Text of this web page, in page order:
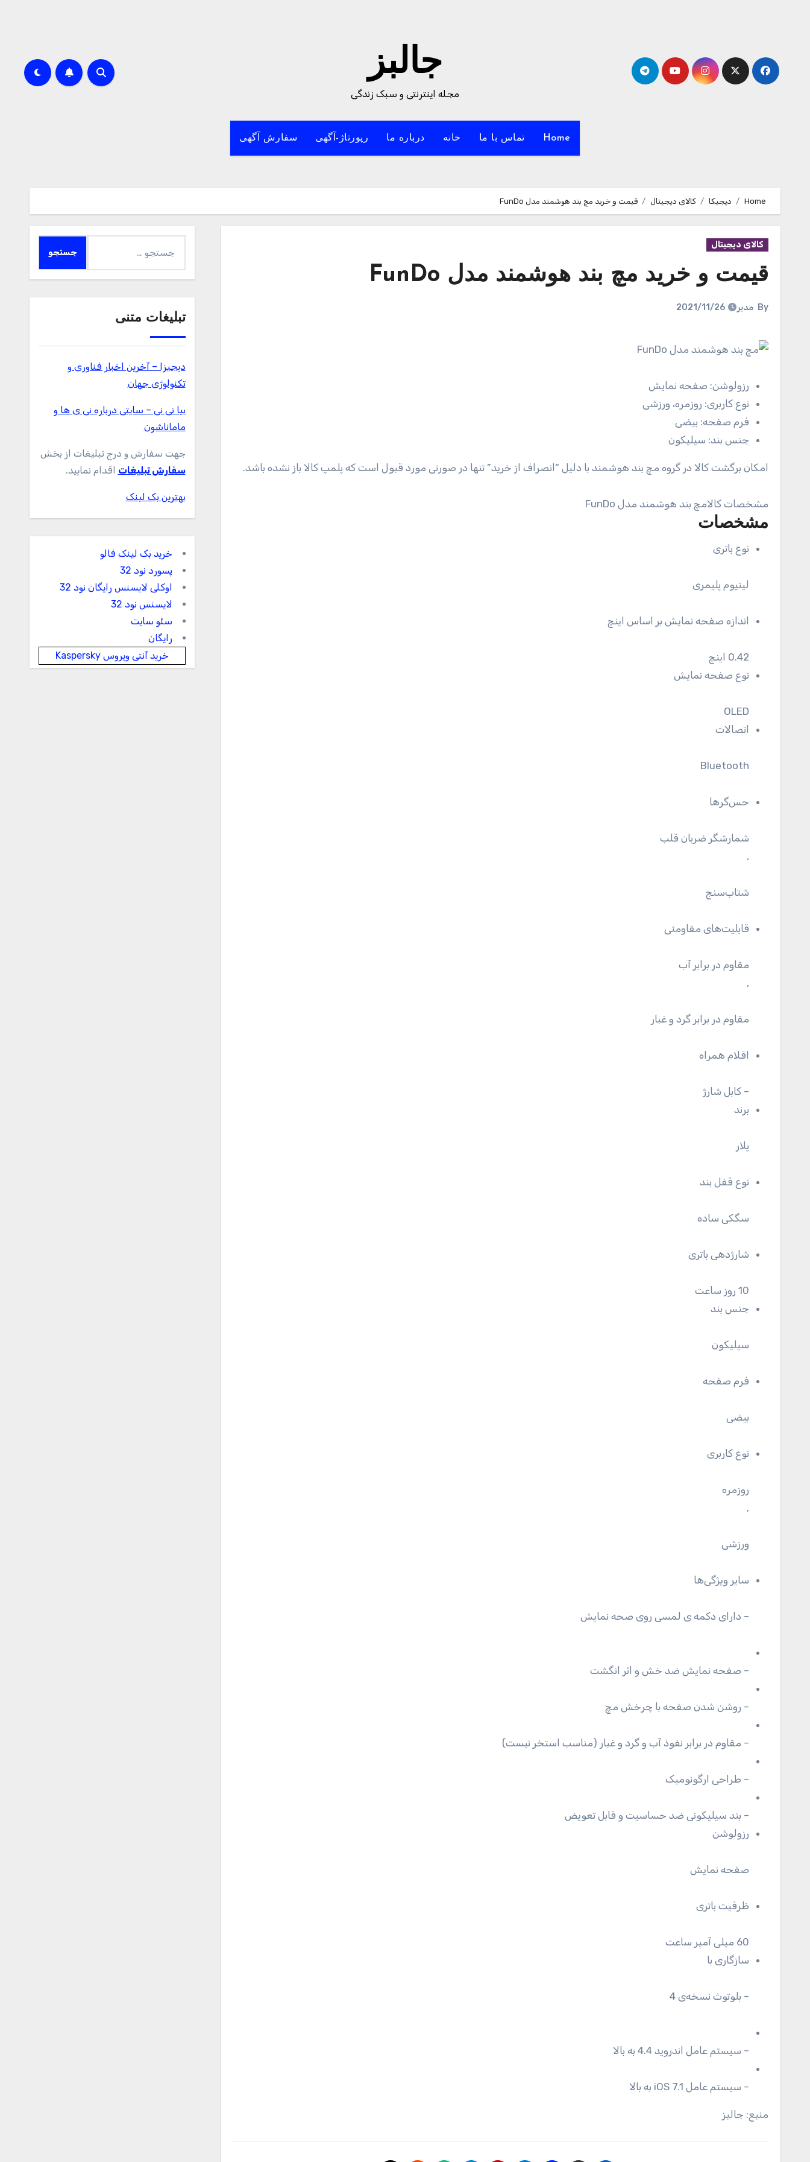
جالبز
مجله اینترنتی و سبک زندگی
Home تماس با ما خانه درباره ما رپورتاژ-آگهی سفارش آگهی
Home دیجیکا کالای دیجیتال قیمت و خرید مچ بند هوشمند مدل FunDo
کالای دیجیتال
قیمت و خرید مچ بند هوشمند مدل FunDo
By مدیر 2021/11/26
رزولوشن: صفحه نمایش
نوع کاربری: روزمره، ورزشی
فرم صفحه: بیضی
جنس بند: سیلیکون
امکان برگشت کالا در گروه مچ بند هوشمند با دلیل “انصراف از خرید” تنها در صورتی مورد قبول است که پلمپ کالا باز نشده باشد.
مشخصات کالامچ بند هوشمند مدل FunDo
مشخصات
نوع باتری
لیتیوم پلیمری
اندازه صفحه نمایش بر اساس اینچ
0.42 اینچ
نوع صفحه نمایش
OLED
اتصالات
Bluetooth
حس‌گرها
شمارشگر ضربان قلب
,
شتاب‌سنج
قابلیت‌های مقاومتی
مقاوم در برابر آب
,
مقاوم در برابر گرد و غبار
اقلام همراه
– کابل شارژ
برند
پلار
نوع قفل بند
سگکی ساده
شارژدهی باتری
10 روز ساعت
جنس بند
سیلیکون
فرم صفحه
بیضی
نوع کاربری
روزمره
,
ورزشی
سایر ویژگی‌ها
– دارای دکمه ی لمسی روی صحه نمایش
– صفحه نمایش ضد خش و اثر انگشت
– روشن شدن صفحه با چرخش مچ
– مقاوم در برابر نفوذ آب و گرد و غبار (مناسب استخر نیست)
– طراحی ارگونومیک
– بند سیلیکونی ضد حساسیت و قابل تعویض
رزولوشن
صفحه نمایش
ظرفیت باتری
60 میلی آمپر ساعت
سازگاری با
– بلوتوث نسخه‌ی 4
– سیستم عامل اندروید 4.4 به بالا
– سیستم عامل iOS 7.1 به بالا
منبع: جالبز
برای:
تبلیغات متنی
دیجیزا – آخرین اخبار فناوری و
تکنولوژی جهان
بیا نی نی – سایتی درباره نی ی ها و
ماماناشون
جهت سفارش و درج تبلیغات از بخش
سفارش تبلیغات اقدام نمایید.
بهترین بک لینک
خرید بک لینک فالو
پسورد نود 32
اوکلی لایسنس رایگان نود 32
لایسنس نود 32
سئو سایت
رایگان
خرید آنتی ویروس Kaspersky